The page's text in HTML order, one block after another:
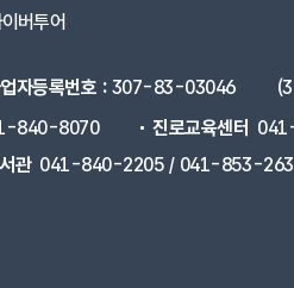
버투어
자등록번호 :307-83-03046
840-8070 진로교육센터
관 041-840-2205 / 041-853-